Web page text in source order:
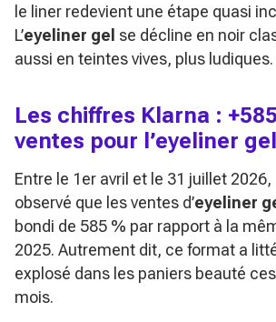
le liner redevient une étape quasi
L’eyeliner gel se décline en noir
aussi en teintes vives, plus ludiques.
Les chiffres Klarna :
ventes pour l’eyeliner gel
Entre le 1er avril et le 31 juillet 2026,
observé que les ventes d’eyeliner
bondi de 585 % par rapport à la
2025. Autrement dit, ce format a
explosé dans les paniers beauté
mois.